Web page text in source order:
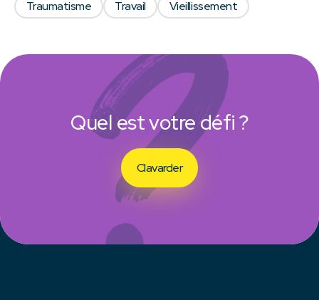
Quel est votre défi ?
Clavarder
Traumatisme
Travail Vieillissement